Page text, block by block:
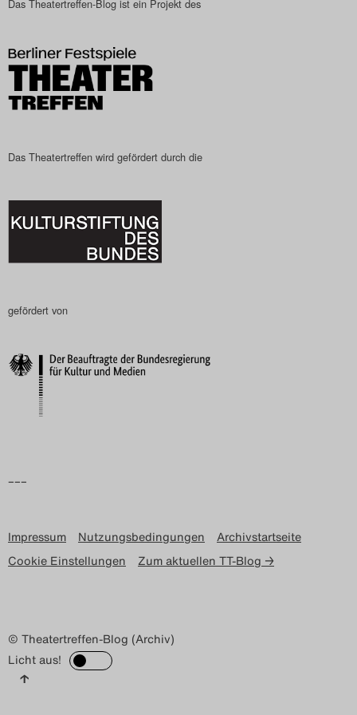
Das Theatertreffen-Blog
Das Theatertreffen-Blog
2025
Das Theatertreffen-Blog
Archiv
Nutzungsbedingungen
Das Theatertreffen-Blog ist ein Projekt des
Das Theatertreffen wird gefördert durch die
gefördert von
–––
Impressum Nutzungsbedingungen
Archivstartseite
Cookie Einstellungen
Zum aktuellen TT-Blog →
© Theatertreffen-Blog (Archiv)
Licht aus!
↑